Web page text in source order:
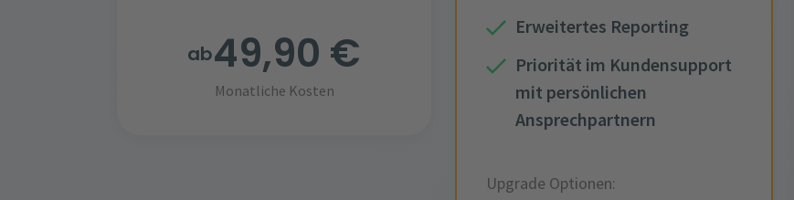
ab49,90 €
Monatliche Kosten
Erweitertes Reporting
Priorität im Kundensupport
mit persönlichen
Ansprechpartnern
Upgrade Optionen: